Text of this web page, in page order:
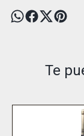
Te